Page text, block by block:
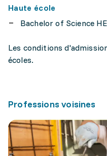
Haute école
Bachelor of Science
Les conditions
écoles.
Professions voisines